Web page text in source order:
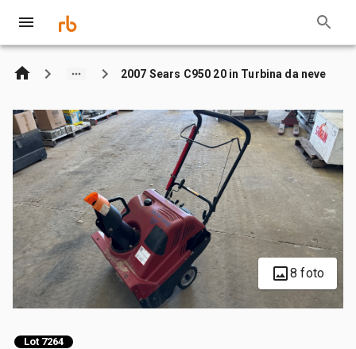
2007 Sears C950 20 in Turbina da neve
8 foto
Lot 7264